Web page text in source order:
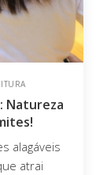
Natureza
alagáveis
atrai